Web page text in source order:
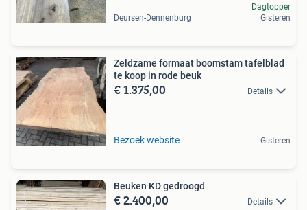
Deursen-Dennenburg
Dagtopper
Gisteren
Zeldzame formaat boomstam tafelblad
te koop in rode beuk
€ 1.375,00 Details
Bezoek website Gisteren
Beuken KD gedroogd
€ 2.400,00 Details